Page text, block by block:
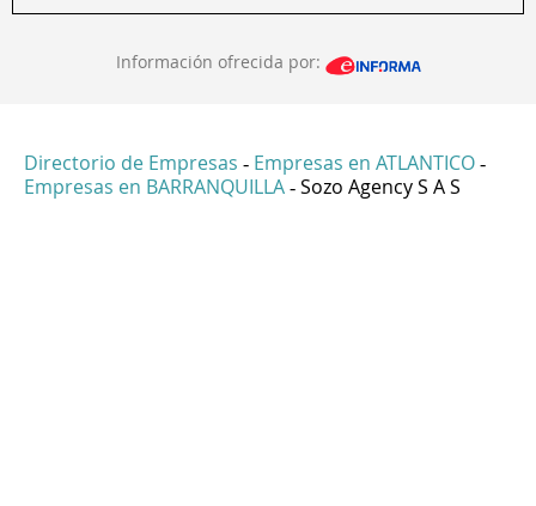
Información ofrecida por:
Directorio de Empresas - Empresas en ATLANTICO -
Empresas en BARRANQUILLA - Sozo Agency S A S